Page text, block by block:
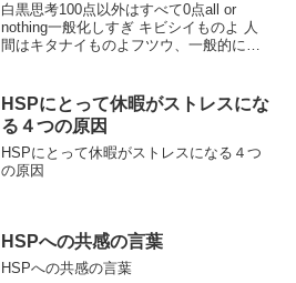
白黒思考100点以外はすべて0点all or
nothing一般化しすぎ キビシイものよ 人
間はキタナイものよフツウ、一般的には
て現実世界は、真っ黒に見えます。マイ
ナス...
HSPにとって休暇がストレスにな
る４つの原因
HSPにとって休暇がストレスになる４つ
の原因
HSPへの共感の言葉
HSPへの共感の言葉